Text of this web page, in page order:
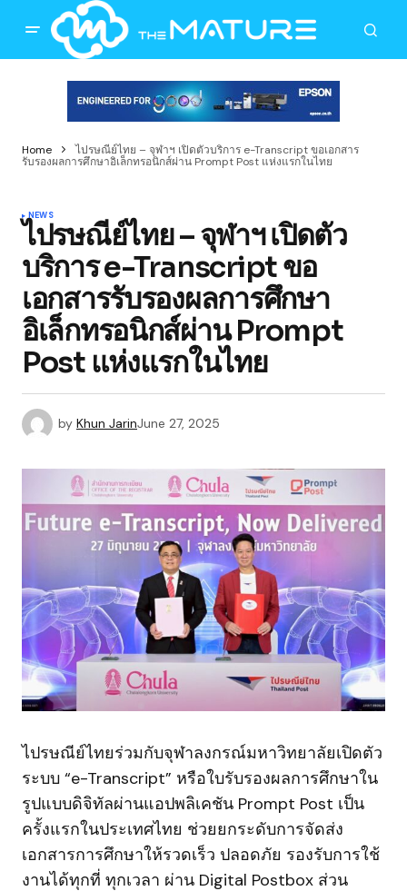
Home
ไปรษณีย์ไทย – จุฬาฯ เปิดตัวบริการ e-Transcript ขอเอกสาร
รับรองผลการศึกษาอิเล็กทรอนิกส์ผ่าน Prompt Post แห่งแรกในไทย
NEWS
ไปรษณีย์ไทย – จุฬาฯ เปิดตัว
บริการ e-Transcript ขอ
เอกสารรับรองผลการศึกษา
อิเล็กทรอนิกส์ผ่าน Prompt
Post แห่งแรกในไทย
by Khun JarinJune 27, 2025
ไปรษณีย์ไทยร่วมกับจุฬาลงกรณ์มหาวิทยาลัยเปิดตัว
ระบบ “e-Transcript” หรือใบรับรองผลการศึกษาใน
รูปแบบดิจิทัลผ่านแอปพลิเคชัน Prompt Post เป็น
ครั้งแรกในประเทศไทย ช่วยยกระดับการจัดส่ง
เอกสารการศึกษาให้รวดเร็ว ปลอดภัย รองรับการใช้
งานได้ทุกที่ ทุกเวลา ผ่าน Digital Postbox ส่วน